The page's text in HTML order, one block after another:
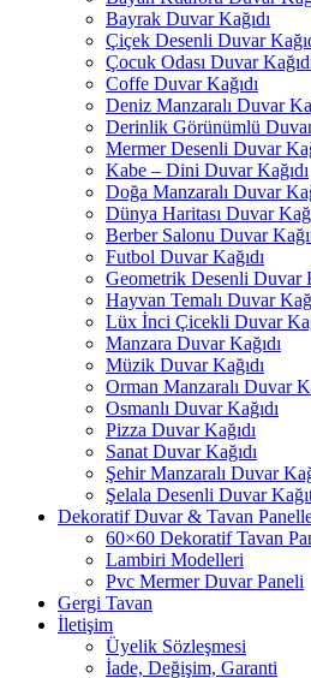
Bayrak Duvar Kağıdı
Çiçek Desenli Duvar
Çocuk Odası Duvar
Coffe Duvar Kağıdı
Deniz Manzaralı Duvar
Derinlik Görünümlü Duvar
Mermer Desenli Duvar
Kabe – Dini Duvar Kağıdı
Doğa Manzaralı Duvar
Dünya Haritası Duvar
Berber Salonu Duvar
Futbol Duvar Kağıdı
Geometrik Desenli Duvar
Hayvan Temalı Duvar
Lüx İnci Çicekli Duvar
Manzara Duvar Kağıdı
Müzik Duvar Kağıdı
Orman Manzaralı Duvar
Osmanlı Duvar Kağıdı
Pizza Duvar Kağıdı
Sanat Duvar Kağıdı
Şehir Manzaralı Duvar
Şelala Desenli Duvar
Dekoratif Duvar & Tavan
60×60 Dekoratif Tavan
Lambiri Modelleri
Pvc Mermer Duvar Paneli
Gergi Tavan
İletişim
Üyelik Sözleşmesi
İade, Değişim, Garanti